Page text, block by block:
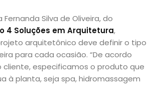
Silva de Oliveira, do
4 Soluções em Arquitetura,
arquitetônico deve definir o tipo
para cada ocasião. “De acordo
cliente, especificamos o produto que
à planta, seja spa, hidromassagem